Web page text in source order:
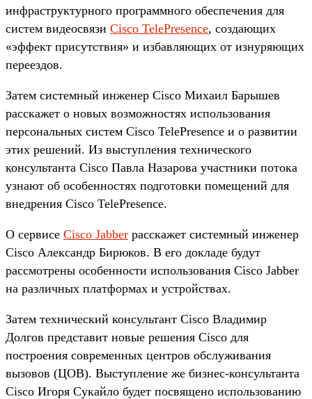
инфраструктурного программного обеспечения для
систем видеосвязи Cisco TelePresence, создающих
«эффект присутствия» и избавляющих от изнуряющих
переездов.
Затем системный инженер Cisco Михаил Барышев
расскажет о новых возможностях использования
персональных систем Cisco TelePresence и о развитии
этих решений. Из выступления технического
консультанта Cisco Павла Назарова участники потока
узнают об особенностях подготовки помещений для
внедрения Cisco TelePresence.
О сервисе Cisco Jabber расскажет системный инженер
Cisco Александр Бирюков. В его докладе будут
рассмотрены особенности использования Cisco Jabber
на различных платформах и устройствах.
Затем технический консультант Cisco Владимир
Долгов представит новые решения Cisco для
построения современных центров обслуживания
вызовов (ЦОВ). Выступление же бизнес-консультанта
Cisco Игоря Сукайло будет посвящено использованию